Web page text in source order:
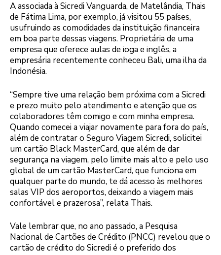
A associada à Sicredi Vanguarda, de Matelândia, Thais
de Fátima Lima, por exemplo, já visitou 55 países,
usufruindo as comodidades da instituição financeira
em boa parte dessas viagens. Proprietária de uma
empresa que oferece aulas de ioga e inglês, a
empresária recentemente conheceu Bali, uma ilha da
Indonésia.
“Sempre tive uma relação bem próxima com a Sicredi
e prezo muito pelo atendimento e atenção que os
colaboradores têm comigo e com minha empresa.
Quando comecei a viajar novamente para fora do país,
além de contratar o Seguro Viagem Sicredi, solicitei
um cartão Black MasterCard, que além de dar
segurança na viagem, pelo limite mais alto e pelo uso
global de um cartão MasterCard, que funciona em
qualquer parte do mundo, te dá acesso às melhores
salas VIP dos aeroportos, deixando a viagem mais
confortável e prazerosa”, relata Thais.
Vale lembrar que, no ano passado, a Pesquisa
Nacional de Cartões de Crédito (PNCC) revelou que o
cartão de crédito do Sicredi é o preferido dos